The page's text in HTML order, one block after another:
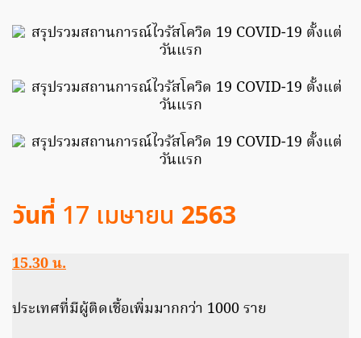
วันที่ 17 เมษายน 2563
15.30 น.
ประเทศที่มีผู้ติดเชื้อเพิ่มมากกว่า 1000 ราย